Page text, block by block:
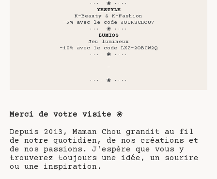
···· ❀ ····
YESTYLE
K-Beauty & K-Fashion
-5% avec le code JOURSCHOU7
···· ❀ ····
LUMIOS
Jeu lumineux
-10% avec le code LXZ-2OBCW2Q
···· ❀ ····
-
···· ❀ ····
Merci de votre visite ❀
Depuis 2013, Maman Chou grandit au fil
de notre quotidien, de nos créations et
de nos passions. J'espère que vous y
trouverez toujours une idée, un sourire
ou une inspiration.